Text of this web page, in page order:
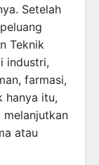
Setelah
Teknik
industri,
farmasi,
hanya itu,
melanjutkan
atau